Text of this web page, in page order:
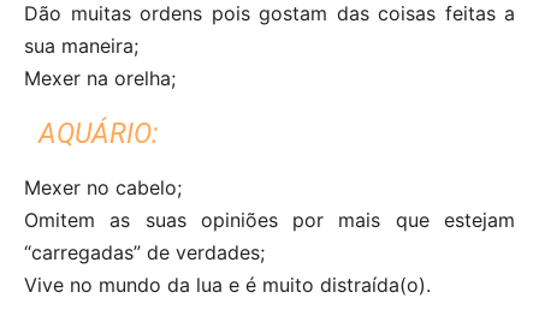
Dão muitas ordens pois gostam das coisas feitas a
sua maneira;
Mexer na orelha;
AQUÁRIO:
Mexer no cabelo;
Omitem as suas opiniões por mais que estejam
“carregadas” de verdades;
Vive no mundo da lua e é muito distraída(o).